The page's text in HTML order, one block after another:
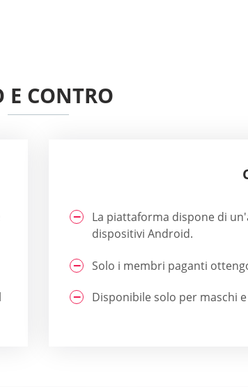
E CONTRO
La piattaforma dispone di
dispositivi Android.
Solo i membri paganti
Disponibile solo per maschi